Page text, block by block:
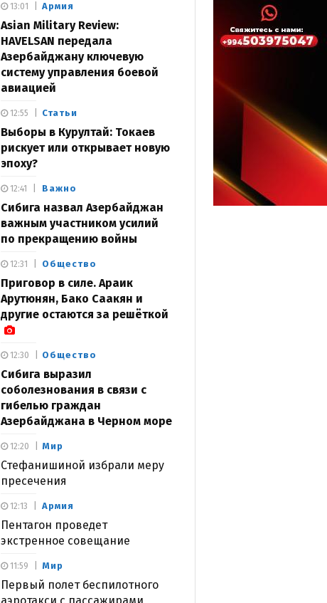
Армия
Asian Military Review:
HAVELSAN передала
Азербайджану ключевую
систему управления боевой
авиацией
13:01
Статьи
Выборы в Курултай: Токаев
рискует или открывает новую
эпоху?
12:55
Важно
Сибига назвал Азербайджан
важным участником усилий
по прекращению войны
12:41
Общество
Приговор в силе. Араик
Арутюнян, Бако Саакян и
другие остаются за решёткой
12:31
Общество
Сибига выразил
соболезнования в связи с
гибелью граждан
Азербайджана в Черном море
12:30
Мир
Стефанишиной избрали меру
пресечения
12:20
Армия
Пентагон проведет
экстренное совещание
12:13
Мир
Первый полет беспилотного
11:59